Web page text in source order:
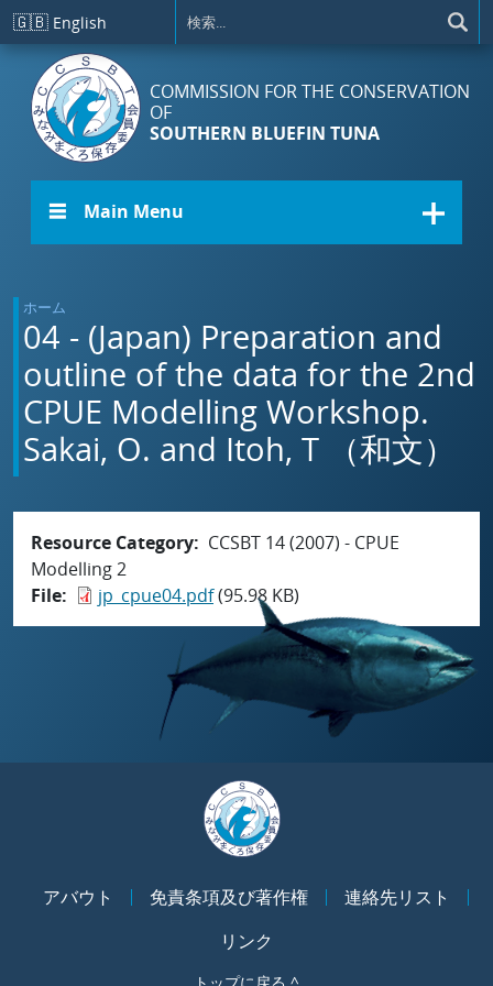
メインコンテンツに移動
🇬🇧 English
COMMISSION FOR THE CONSERVATION
OF
SOUTHERN BLUEFIN TUNA
☰ Main Menu
ホーム
04 - (Japan) Preparation and
outline of the data for the 2nd
CPUE Modelling Workshop.
Sakai, O. and Itoh, T （和文）
Resource Category
CCSBT 14 (2007) - CPUE
Modelling 2
File
jp_cpue04.pdf(95.98 KB)
アバウト 免責条項及び著作権
連絡先リスト
リンク